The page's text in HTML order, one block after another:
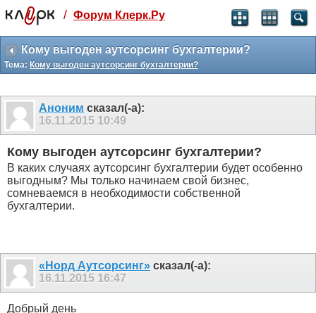
Святые угодники, Клерк без рекламы
прекрасен:)
месяц
3 месяца
259
₽
-10%
499 ₽
-15%
Отмена Оплатить
/ Форум Клерк.Ру
Кому выгоден аутсорсинг бухгалтерии?
Тема: Кому выгоден аутсорсинг бухгалтерии?
Аноним сказал(-а):
16.11.2015 10:49
Кому выгоден аутсорсинг бухгалтерии?
В каких случаях аутсорсинг бухгалтерии будет особенно
выгодным? Мы только начинаем свой бизнес,
сомневаемся в необходимости собственной
бухгалтерии.
«Норд Аутсорсинг» сказал(-а):
16.11.2015 16:47
Добрый день